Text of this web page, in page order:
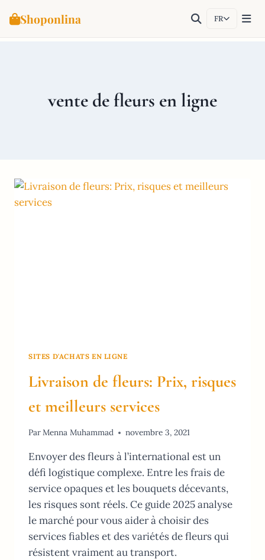
Shoponlina FR
vente de fleurs en ligne
SITES D'ACHATS EN LIGNE
Livraison de fleurs: Prix, risques
et meilleurs services
ParMenna Muhammad novembre 3, 2021
Envoyer des fleurs à l’international est un
défi logistique complexe. Entre les frais de
service opaques et les bouquets décevants,
les risques sont réels. Ce guide 2025 analyse
le marché pour vous aider à choisir des
services fiables et des variétés de fleurs qui
résistent vraiment au transport.